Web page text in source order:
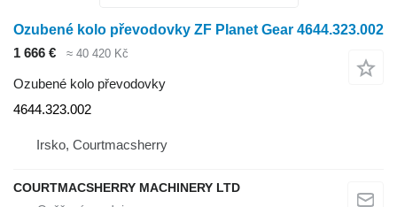
Ozubené kolo převodovky ZF Planet Gear 4644.323.002
1 666 €
≈ 40 420 Kč
Ozubené kolo převodovky
4644.323.002
Irsko, Courtmacsherry
COURTMACSHERRY MACHINERY LTD